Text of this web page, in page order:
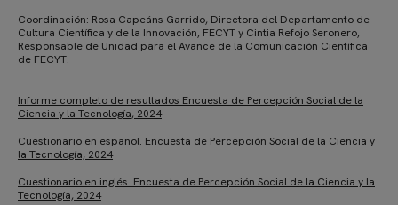
Coordinación: Rosa Capeáns Garrido, Directora del Departamento de
Cultura Científica y de la Innovación, FECYT y Cintia Refojo Seronero,
Responsable de Unidad para el Avance de la Comunicación Científica
de FECYT.
Informe completo de resultados Encuesta de Percepción Social de la
Ciencia y la Tecnología, 2024
Cuestionario en español. Encuesta de Percepción Social de la Ciencia y
la Tecnología, 2024
Cuestionario en inglés. Encuesta de Percepción Social de la Ciencia y la
Tecnología, 2024